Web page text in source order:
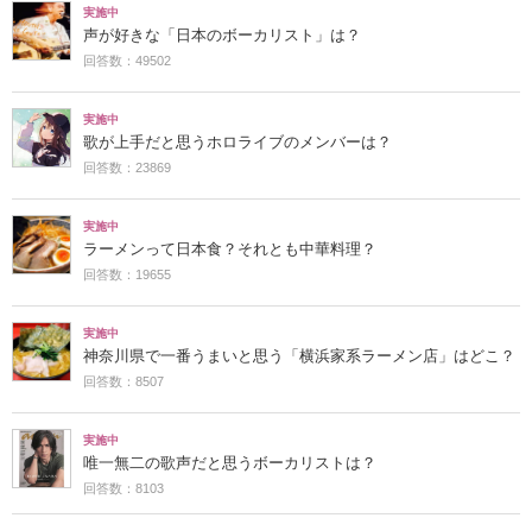
実施中
声が好きな「日本のボーカリスト」は？
回答数：49502
実施中
歌が上手だと思うホロライブのメンバーは？
回答数：23869
実施中
ラーメンって日本食？それとも中華料理？
回答数：19655
実施中
神奈川県で一番うまいと思う「横浜家系ラーメン店」はどこ？
回答数：8507
実施中
唯一無二の歌声だと思うボーカリストは？
回答数：8103